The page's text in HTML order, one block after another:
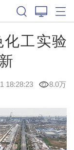
工实验
18:28:23 8.0万